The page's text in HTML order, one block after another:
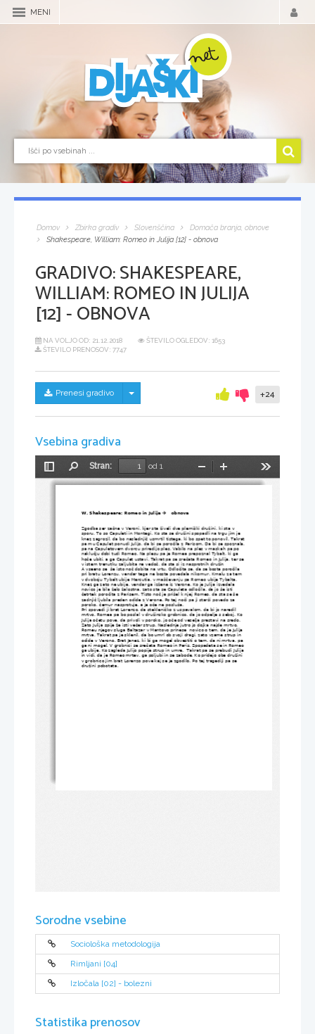
MENI
Domov Zbirka gradiv Slovenščina
Domača branja, obnove
Shakespeare, William: Romeo in Julija [12] - obnova
GRADIVO:SHAKESPEARE,
WILLIAM: ROMEO IN JULIJA
[12] - OBNOVA
NA VOLJO OD: 21.12.2018
ŠTEVILO OGLEDOV: 1653
ŠTEVILO PRENOSOV: 7747
Prenesi gradivo Skrij/prikaži meni +24
Vsebina gradiva
Preklopi
stransko
Stran:
od 1
Pomanjšaj
W. Shakespeare: Romeo in Julija 
   obnova
Zgodba ser začne v Veroni, kjer sta živeli dve plemiški družini, ki sta v
sporu. To so Capuleti in Montegi. Ko sta se družini spopadli na trgu jim je
knez zagrozil, da bo naslednjič usmrtil tistega, ki bo spet to ponovil. Takrat
pa mu Capulet ponudi Julijo, da bi se poročila z Parisom. Da bi se spoznala,
pa na Capuletovem dvorcu priredijo ples. Vabilo na ples v maskah pa po
naklučju dobi tudi Romeo. Na plesu pa je Romea prepoznal Tybalt, ki ga
hoče ubiti, a ga Capulet ustavi. Takrat pa se srečata Romeo in Julija, ter se
v istem trenutku zaljubita ne vedoč, da sta si iz nasprotnih družin
A vseeno se  še isto noč dobita na vrtu. Odločita se, da se bosta poročila
pri bratu Lorenzu, vendar tega ne bosta povedala nikomur. Kmalu za tem
v dvoboju Tybalt ubije Mercutia, v maščevanju pa Romeo ubije Tybalta.
Knez ga zato ne ubije, vendar ga izžene iz Verone. Ko je Julija izvedela
novico je bila želo žalostna, zato sta se Capuleta odločila, da jo še isti
četrtek poročita z Parisem. Tisto noč je prišel k njej Romeo, da sta se še
zadnjič ljubila preden odide z Verone. Po tej noči pa ji starši povedo za
poroko, čemur nasprotuje, a je oče ne posluša.
Pri spovedi ji brat Lorenzo, da stekleničko z uspavalom, da bi jo naredil
mrtvo. Romea pa bo poslal v družinsko grobnico, da jo odpelje s seboj. Ko
Julija očetu pove, da privoli v poroko, jo oče od veselja prestavi na sredo.
Zato Julija spije že isti večer strup. Naslednje jutro jo dojka najde mrtvo.
Romeu njegov sluga Baltazar v Mantovo prinese  novico o tem, da je Julija
mrtva. Takrat pa je sklenil, da bo umrl ob svoji dragi, zato vzame strup in
odide v Verono. Brat Janez, ki bi ga mogel obvestiti o tem, da ni mrtva, pa
ga ni mogel. V grobnici se srečata Romeo in Paris. Spopadeta se in Romeo
ga ubije. Ko zagleda Julijo popije strup in umre.  Takrat pa se prebudi Julija
in vidi, da je Romeo mrtev, ga poljubi in se zabode. Ko pridejo obe družini
v grobnico jim brat Lorenzo pove kaj se je zgodilo. Po tej tragediji pa se
družini pobotata.
Sorodne vsebine
Sociološka metodologija
Rimljani [04]
Izločala [02] - bolezni
Statistika prenosov